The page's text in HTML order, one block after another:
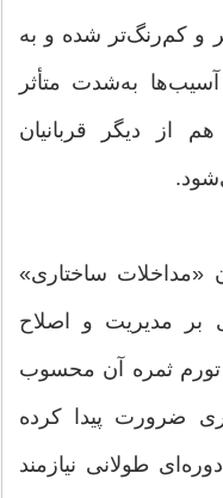
و کم‌رنگ‌تر شده و به
به‌شدت متأثر
از دیگر قربانیان
ساختاری»
بر مدیریت و اصلاح
تورم ثمره آن محسوب
ضرورت پیدا کرده
طولانی نیازمند